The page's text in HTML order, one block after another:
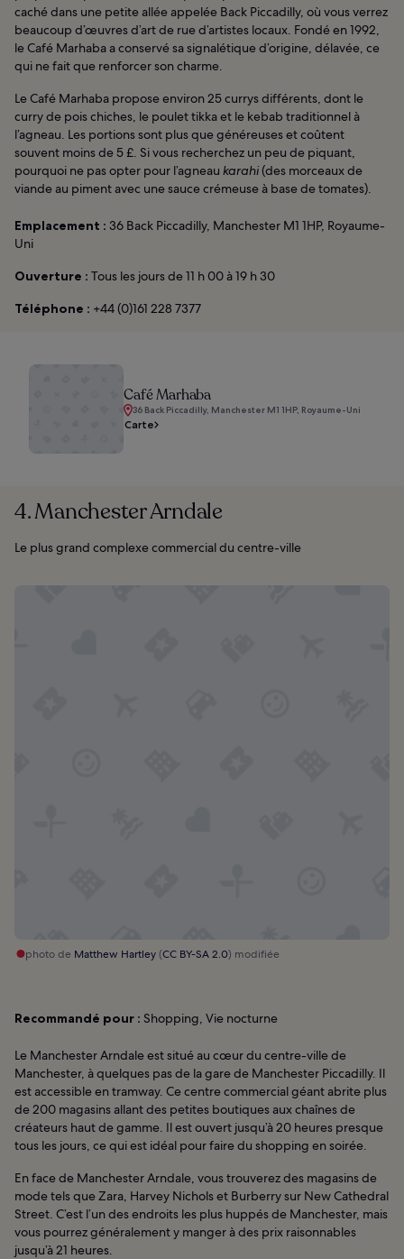
caché dans une petite allée appelée Back Piccadilly, où vous verrez
beaucoup d’œuvres d’art de rue d’artistes locaux. Fondé en 1992,
le Café Marhaba a conservé sa signalétique d’origine, délavée, ce
qui ne fait que renforcer son charme.
Le Café Marhaba propose environ 25 currys différents, dont le
curry de pois chiches, le poulet tikka et le kebab traditionnel à
l’agneau. Les portions sont plus que généreuses et coûtent
souvent moins de 5 £. Si vous recherchez un peu de piquant,
pourquoi ne pas opter pour l’agneau karahi(des morceaux de
viande au piment avec une sauce crémeuse à base de tomates).
Emplacement : 36 Back Piccadilly, Manchester M1 1HP, Royaume-
Uni
Ouverture : Tous les jours de 11 h 00 à 19 h 30
Téléphone : +44 (0)161 228 7377
Café Marhaba
36 Back Piccadilly, Manchester M1 1HP, Royaume-Uni
Carte
4. Manchester Arndale
Le plus grand complexe commercial du centre-ville
photo de Matthew Hartley(CC BY-SA 2.0) modifiée
Recommandé pour : Shopping, Vie nocturne
Le Manchester Arndale est situé au cœur du centre-ville de
Manchester, à quelques pas de la gare de Manchester Piccadilly. Il
est accessible en tramway. Ce centre commercial géant abrite plus
de 200 magasins allant des petites boutiques aux chaînes de
créateurs haut de gamme. Il est ouvert jusqu’à 20 heures presque
tous les jours, ce qui est idéal pour faire du shopping en soirée.
En face de Manchester Arndale, vous trouverez des magasins de
mode tels que Zara, Harvey Nichols et Burberry sur New Cathedral
Street. C’est l’un des endroits les plus huppés de Manchester, mais
vous pourrez généralement y manger à des prix raisonnables
jusqu’à 21 heures.